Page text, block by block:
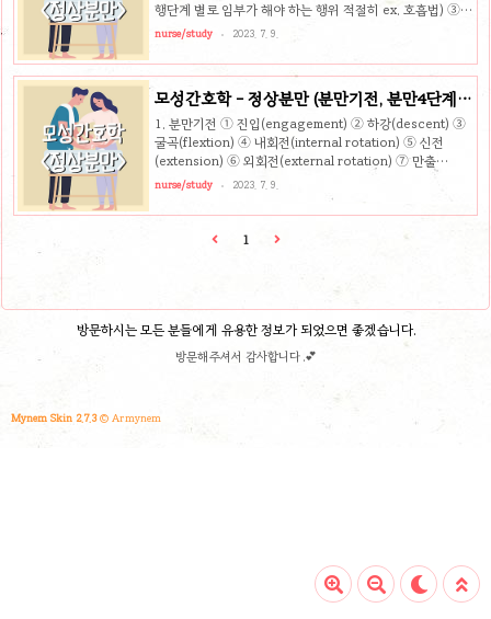
행단계 별로 임부가 해야 하는 행위 적절히 ex. 호흡법) ③
임부의 불편감 완화 : 통증 (마사지법, 호흡법, 이완법) ④ 태
와 nutrition 공급 ⑦ 가족과 의료진 간에 치료적인 관계 성
상태, 과거산과력(합병증, 진통유형, 마취, 분만종류, 아기상
태), 현재 임신력(각종 검사결과) ② 주호소 : 입원하게 된 이
유 ③ Vital Sign / BP Check : 정상보다 10mmHg 초과 시
주의(자간증) → 수축 후 이완 시 검사 ④ 자궁수축의 ..
nurse/study 2023. 7. 9.
모성간호학 - 정상분만 (분만기전, 분만4단계,
분만시 모체의 생리적 적응)
1. 분만기전 ① 진입(engagement) ② 하강(descent) ③
굴곡(flextion) ④ 내회전(internal rotation) ⑤ 신전
(extension) ⑥ 외회전(external rotation) ⑦ 만출
(expulsion) 1) 진입(engagement) ① 아두가 골반입구에
들어옴 ② 초산부 : 분만 2주 전(단단한 복근) ③ 경산부 : 분
만시작과 함께 태아의 시상봉합이 골반입구에 횡경 or 사경
으로 진입 ④ 복부검진 or 질검진으로 확인 가능 2) 하강
표시. 3) 굴곡(flextion) ① 선..
nurse/study 2023. 7. 9.
1
방문하시는 모든 분들에게 유용한 정보가 되었으면 좋겠습니다.
방문해주셔서 감사합니다 .💕
Mynem Skin 2.7.3© Armynem